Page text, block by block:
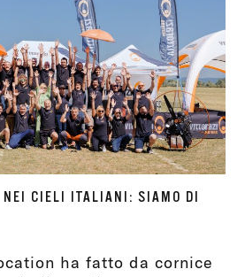
NEI CIELI ITALIANI: SIAMO DI
ha fatto da cornice